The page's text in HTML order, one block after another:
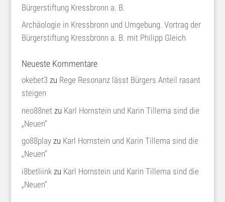
Bürgerstiftung Kressbronn a. B.
Archäologie in Kressbronn und Umgebung. Vortrag der
Bürgerstiftung Kressbronn a. B. mit Philipp Gleich
Neueste Kommentare
okebet3zu Rege Resonanz lässt Bürgers Anteil rasant
steigen
neo88net zu Karl Hornstein und Karin Tillema sind die
„Neuen“
go88playzu Karl Hornstein und Karin Tillema sind die
„Neuen“
i8betliinkzu Karl Hornstein und Karin Tillema sind die
„Neuen“